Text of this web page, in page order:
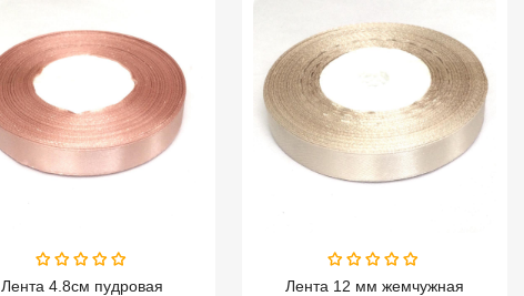
Лента 4.8см пудровая Лента 12 мм жемчужная